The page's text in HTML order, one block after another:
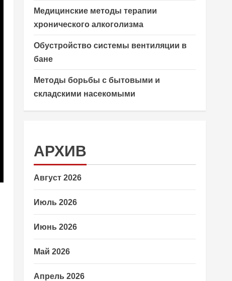
Медицинские методы терапии
хронического алкоголизма
Обустройство системы вентиляции в
бане
Методы борьбы с бытовыми и
складскими насекомыми
АРХИВ
Август 2026
Июль 2026
Июнь 2026
Май 2026
Апрель 2026